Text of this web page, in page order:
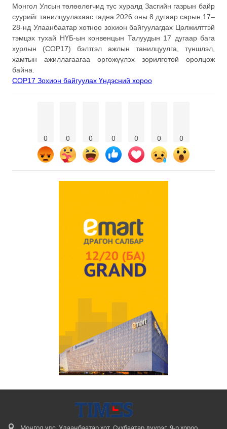
Монгол Улсын төлөөлөгчид тус хуралд Засгийн газрын байр
суурийг танилцуулахаас гадна 2026 оны 8 дугаар сарын 17–
28-нд Улаанбаатар хотноо зохион байгуулагдах Цөлжилттэй
тэмцэх тухай НҮБ-ын конвенцын Талуудын 17 дугаар бага
хурлын (COP17) бэлтгэл ажлын танилцуулга, түншлэл,
хамтын ажиллагаагаа өргөжүүлэх зорилготой оролцож
байна.
COP17 Зохион байгуулах Үндэсний хороо
0 0 0 0 0 0 0